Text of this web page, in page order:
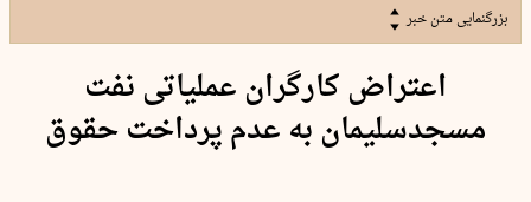
بزرگنمایی متن خبر
اعتراض کارگران عملیاتی نفت
مسجدسلیمان به عدم پرداخت حقوق